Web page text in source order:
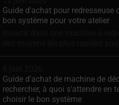
Guide d'achat pour redresseuse
bon système pour votre atelier
Guide d'achat de machine de
rechercher, à quoi s'attendre en
choisir le bon système